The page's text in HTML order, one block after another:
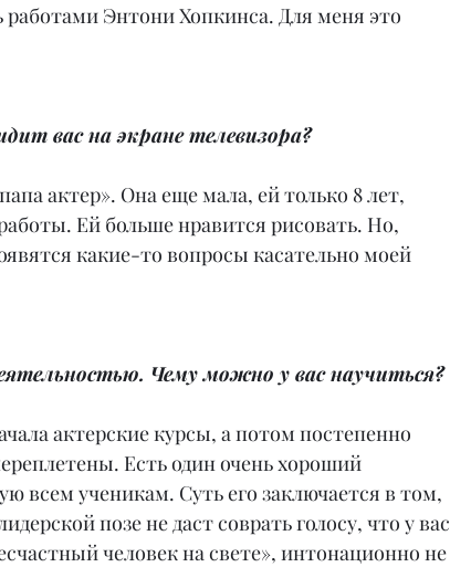
работами Энтони Хопкинса. Для меня это
вас на экране телевизора?
актер». Она еще мала, ей только 8 лет,
Ей больше нравится рисовать. Но,
какие-то вопросы касательно моей
Чему можно у вас научиться?
актерские курсы, а потом постепенно
Есть один очень хороший
всем ученикам. Суть его заключается в том,
позе не даст соврать голосу, что у вас
человек на свете», интонационно не